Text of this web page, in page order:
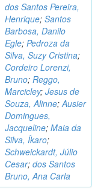
dos Santos Pereira,
Henrique; Santos
Barbosa, Danilo
Egle; Pedroza da
Silva, Suzy Cristina;
Cordeiro Lorenzi,
Bruno; Reggo,
Marcicley; Jesus de
Souza, Alinne;Ausier
Domingues,
Jacqueline; Maia da
Silva, Íkaro;
Schweickardt, Júlio
Cesar; dos Santos
Bruno, Ana Carla